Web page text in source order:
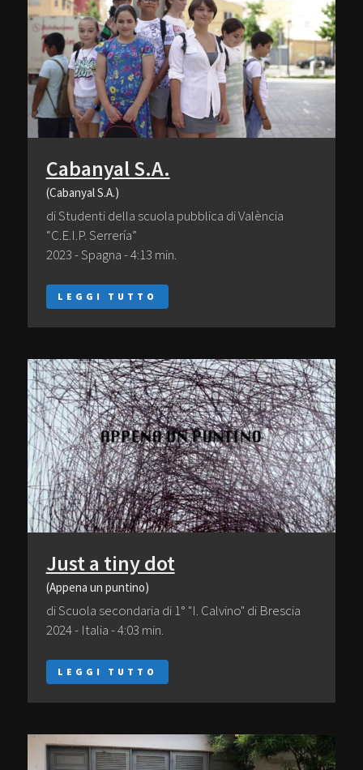
Cabanyal S.A.
(Cabanyal S.A.)
di Studenti della scuola pubblica di València
“C.E.I.P. Serrería”
2023 - Spagna - 4:13 min.
LEGGI TUTTO
Just a tiny dot
(Appena un puntino)
di Scuola secondaria di 1° "I. Calvino" di Brescia
2024 - Italia - 4:03 min.
LEGGI TUTTO